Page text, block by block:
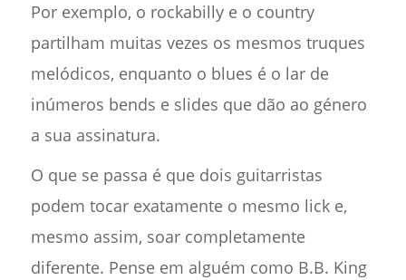
Por exemplo, o rockabilly e o country
partilham muitas vezes os mesmos truques
melódicos, enquanto o blues é o lar de
inúmeros bends e slides que dão ao género
a sua assinatura.
O que se passa é que dois guitarristas
podem tocar exatamente o mesmo lick e,
mesmo assim, soar completamente
diferente. Pense em alguém como B.B. King